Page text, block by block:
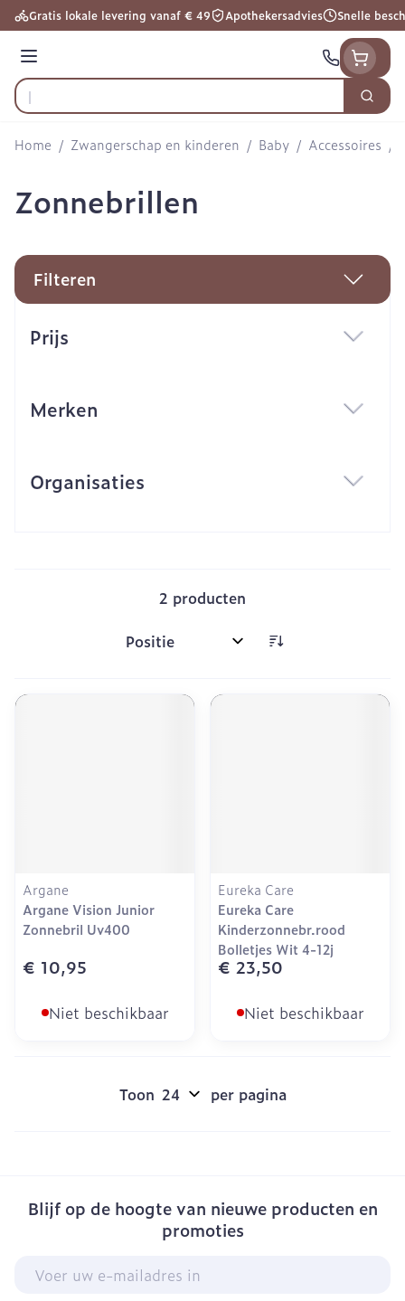
Ga naar de inhoud
Gratis lokale levering vanaf € 49 Apothekersadvies Snelle
Menu
Product, merk, categorie...
Zoek
Home / Zwangerschap en kinderen / Baby / Accessoires /
Zonnebrillen
Filteren
Prijs
Merken
Organisaties
2 producten
Sorteer op:
Argane
Argane Vision Junior
Zonnebril Uv400
€ 10,95
Niet beschikbaar
Eureka Care
Eureka Care
Kinderzonnebr.rood
Bolletjes Wit 4-12j
€ 23,50
Niet beschikbaar
Toon per pagina
Blijf op de hoogte van nieuwe producten en
promoties